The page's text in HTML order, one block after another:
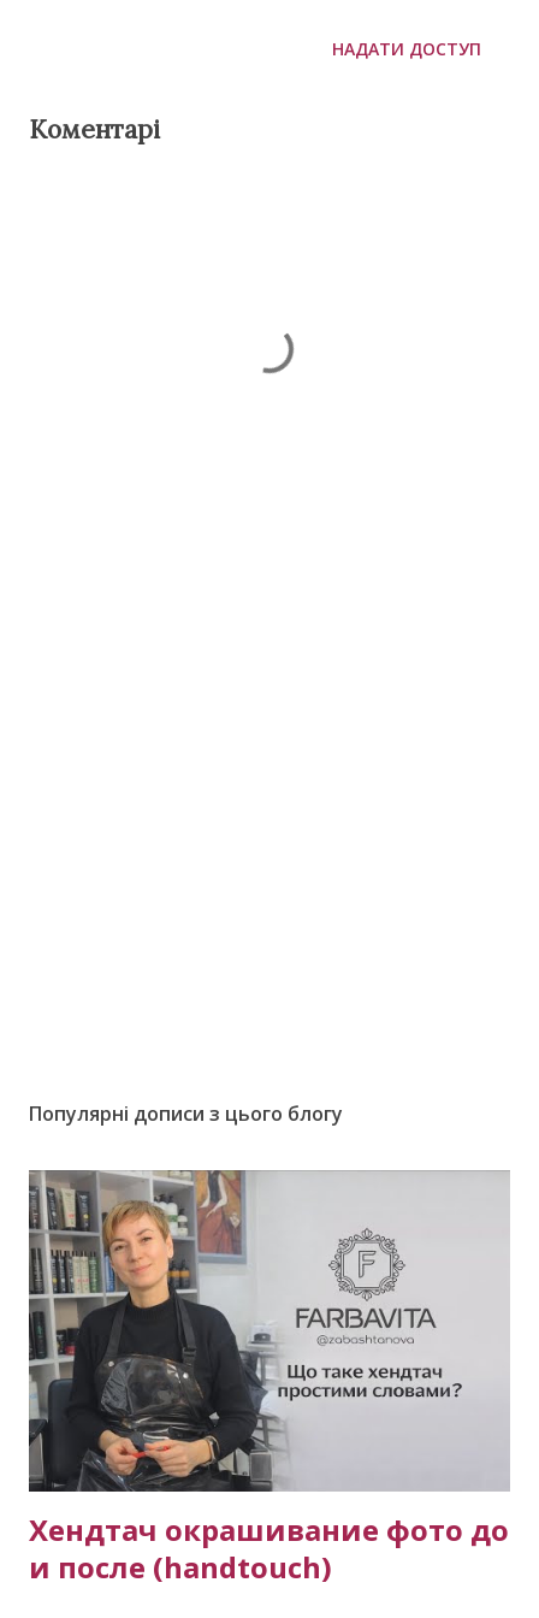
НАДАТИ ДОСТУП
Коментарі
Популярні дописи з цього блогу
Хендтач окрашивание фото до
и после (handtouch)